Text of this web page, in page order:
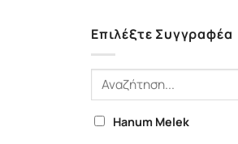
Επιλέξτε Συγγραφέα
Hanum Melek